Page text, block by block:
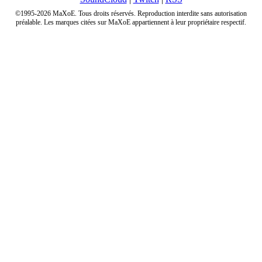
©1995-2026 MaXoE. Tous droits réservés. Reproduction interdite sans autorisation
préalable. Les marques citées sur MaXoE appartiennent à leur propriétaire respectif.